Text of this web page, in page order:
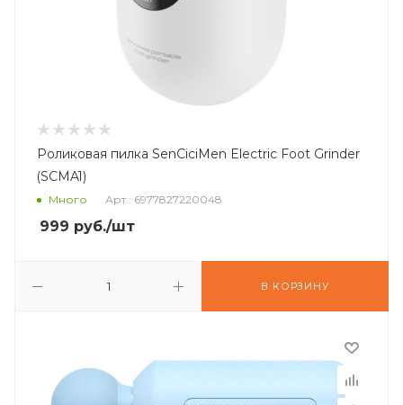
Роликовая пилка SenCiciMen Electric Foot Grinder
(SCMA1)
Много Арт.: 6977827220048
999 руб./шт
В КОРЗИНУ